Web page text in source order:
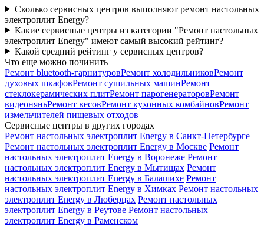
Сколько сервисных центров выполняют ремонт настольных
электроплит Energy?
Какие сервисные центры из категории "Ремонт настольных
электроплит Energy" имеют самый высокий рейтинг?
Какой средний рейтинг у сервисных центров?
Что еще можно починить
Ремонт bluetooth-гарнитуровРемонт холодильниковРемонт
духовых шкафовРемонт сушильных машинРемонт
стеклокерамических плитРемонт парогенераторовРемонт
видеоняньРемонт весовРемонт кухонных комбайновРемонт
измельчителей пищевых отходов
Сервисные центры в других городах
Ремонт настольных электроплит Energy в Санкт-Петербурге
Ремонт настольных электроплит Energy в Москве Ремонт
настольных электроплит Energy в Воронеже Ремонт
настольных электроплит Energy в Мытищах Ремонт
настольных электроплит Energy в Балашихе Ремонт
настольных электроплит Energy в Химках Ремонт настольных
электроплит Energy в Люберцах Ремонт настольных
электроплит Energy в Реутове Ремонт настольных
электроплит Energy в Раменском